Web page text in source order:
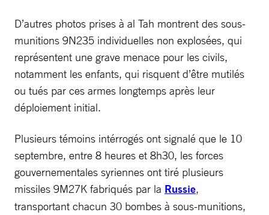
D’autres photos prises à al Tah montrent des sous-
munitions 9N235 individuelles non explosées, qui
représentent une grave menace pour les civils,
notamment les enfants, qui risquent d’être mutilés
ou tués par ces armes longtemps après leur
déploiement initial.
Plusieurs témoins intérrogés ont signalé que le 10
septembre, entre 8 heures et 8h30, les forces
gouvernementales syriennes ont tiré plusieurs
missiles 9M27K fabriqués par la Russie,
transportant chacun 30 bombes à sous-munitions,